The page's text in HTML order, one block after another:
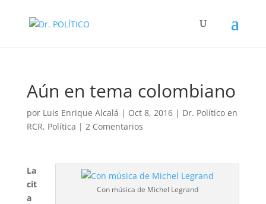
Aún en tema colombiano
por Luis Enrique Alcalá | Oct 8, 2016| Dr. Político en
RCR, Política | 2 Comentarios
Con música de Michel Legrand
La
cit
a